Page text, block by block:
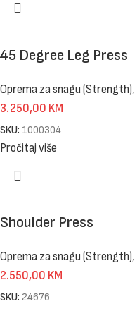
45 Degree Leg Press
Oprema za snagu (Strength),
3.250,00 KM
SKU: 1000304
Pročitaj više
Shoulder Press
Oprema za snagu (Strength),
2.550,00 KM
SKU: 24676